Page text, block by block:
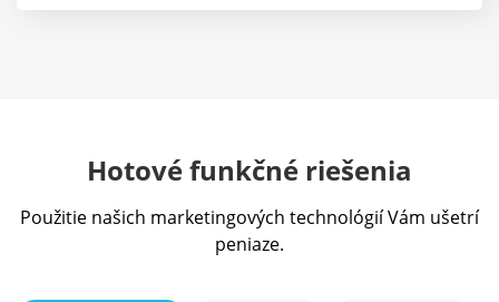
Hotové funkčné riešenia
Použitie našich marketingových technológií Vám ušetrí
peniaze.